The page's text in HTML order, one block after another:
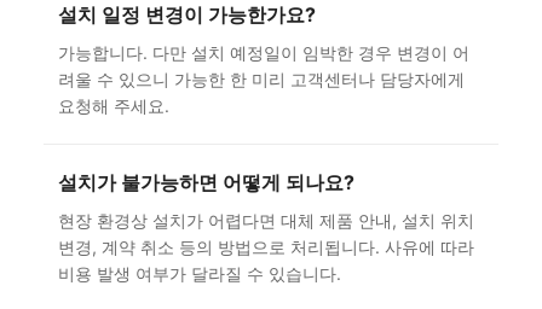
설치 일정 변경이 가능한가요?
가능합니다. 다만 설치 예정일이 임박한 경우 변경이 어
려울 수 있으니 가능한 한 미리 고객센터나 담당자에게
요청해 주세요.
설치가 불가능하면 어떻게 되나요?
현장 환경상 설치가 어렵다면 대체 제품 안내, 설치 위치
변경, 계약 취소 등의 방법으로 처리됩니다. 사유에 따라
비용 발생 여부가 달라질 수 있습니다.